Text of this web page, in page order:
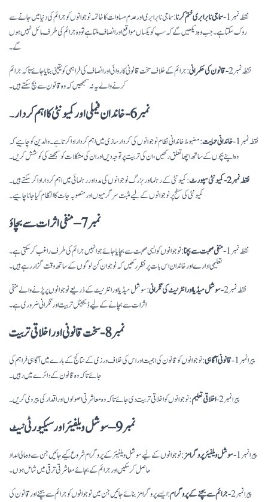
نقطہ نمبر 1- سماجی نابرابری ختم کرنا: سماجی نابرابری اور عدم مساوات کا خاتمہ نوجوانوں کو جرائم کی دنیا میں جانے سے
روک سکتا ہے۔ جب وہ دیکھیں گے کہ سب کو یکساں مواقع اور انصاف ملتا ہے تو وہ جرائم کی طرف مائل نہیں ہوں
گے۔
نقطہ نمبر 2- قانون کی حکمرانی: جرائم کے خلاف سخت قانونی کاروائی اور انصاف کی فراہمی کو یقینی بنایا جائے تاکہ جرائم
کرنے والے یہ نہ سمجھیں کہ وہ قانون سے بچ سکتے ہیں۔
نمبر 6- خاندان فیملی اور کمیونٹی کا اہم کردار ۔
نقطہ نمبر 1- خاندانی حمایت: مضبوط خاندانی نظام نوجوانوں کی کردار سازی میں اہم کردار ادا کرتا ہے۔ والدین کو چاہیے کہ
وہ اپنے بچوں کے ساتھ اچھا تعلق رکھیں، ان کی تربیت پر توجہ دیں اور ان کی مشکلات کو سمجھنے کی کوشش کریں۔
نقطہ نمبر 2- کمیونٹی سپورٹ
: کمیونٹی کے رہنما اور بزرگ نوجوانوں کی مدد اور رہنمائی میں اہم کردار ادا کر سکتے ہیں۔
کمیونٹی کی سطح پر نوجوانوں کے لیے مثبت سرگرمیوں اور منصوبہ جات کا انتظام کیا جانا چاہیے۔
نمبر 7 – منفی اثرات سے بچاؤ
نقطہ نمبر 1- منفی صحبت سے بچنا: نوجوانوں کو ایسی صحبت سے بچایا جائے جو انہیں جرائم کی طرف راغب کر سکتی ہے۔
تعلیمی ادارے اور خاندان اس بات پر نظر رکھیں کہ نوجوان کن لوگوں کے ساتھ وقت گزار رہے ہیں۔
نقطہ نمبر 2- سوشل میڈیا اور انٹرنیٹ کی نگرانی: سوشل میڈیا اور انٹرنیٹ کے ذریعے نوجوانوں پر پڑنے والے منفی
اثرات سے بچانے کے لیے ڈیجیٹل تربیت اور نگرانی ضروری ہے۔
نمبر 8- سخت قانونی اور اخلاقی تربیت
پیرا نمبر 1- قانونی آگاہی: نوجوانوں کو قانون کی اہمیت اور اس کی خلاف ورزی کے نتائج کے بارے میں آگاہی فراہم کی
جائے تاکہ وہ قانون کے دائرے میں رہیں۔
پیرا نمبر 2- اخلاقی تعلیم: نوجوانوں کو اخلاقی تربیت دی جائے تاکہ وہ معاشرتی اصولوں اور اقدار کی پیروی کریں۔
نمبر 9 – سوشل ویلفیئر اور سیکیورٹی نیٹ
پیرا نمبر 1- سوشل ویلفیئر پروگرامز: نوجوانوں کے لیے سوشل ویلفیئر کے پروگرام شروع کیے جائیں جن سے وہ مالی امداد
حاصل کر سکیں اور جرائم کے بجائے معاشرتی ترقی میں شامل ہوں۔
پیرا نمبر 2- جرائم سے بچنے کے پروگرام: ایسے پروگرامز بنائے جائیں جن میں نوجوانوں کو جرائم سے بچنے اور قانون کی